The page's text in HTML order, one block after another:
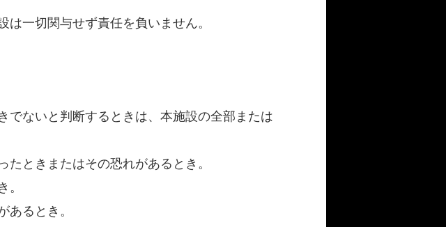
一切関与せず責任を負いません。
でないと判断するときは、本施設の全部または
たときまたはその恐れがあるとき。
。
あるとき。